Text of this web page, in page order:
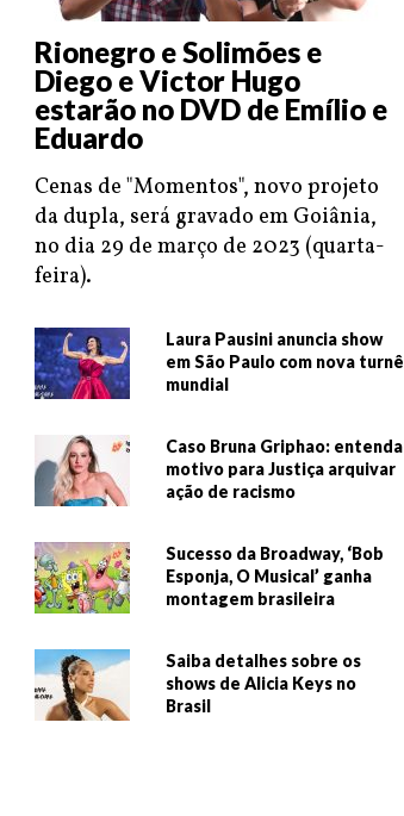
Rionegro e Solimões e
Diego e Victor Hugo
estarão no DVD de Emílio e
Eduardo
Cenas de "Momentos", novo projeto
da dupla, será gravado em Goiânia,
no dia 29 de março de 2023 (quarta-
feira).
Laura Pausini anuncia show
em São Paulo com nova turnê
mundial
Caso Bruna Griphao: entenda
motivo para Justiça arquivar
ação de racismo
Sucesso da Broadway, ‘Bob
Esponja, O Musical’ ganha
montagem brasileira
Saiba detalhes sobre os
shows de Alicia Keys no
Brasil